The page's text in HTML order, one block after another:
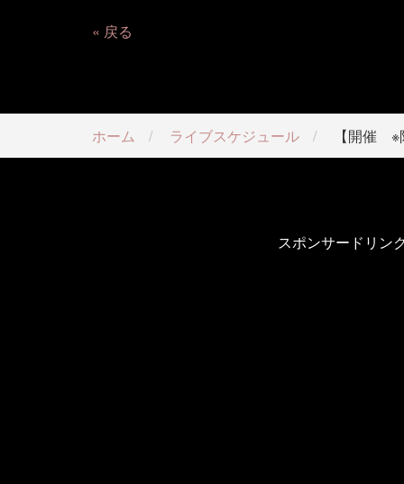
戻る
ホーム ライブスケジュール 【開催 ※
スポンサードリン